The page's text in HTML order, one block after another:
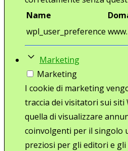
Name
wpl_user_preference
Marketing
Marketing
I cookie di marketing
traccia dei visitatori sui siti
quella di visualizzare
coinvolgenti per il singolo
preziosi per gli editori e